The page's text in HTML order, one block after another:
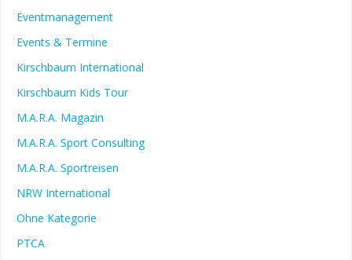
Eventmanagement
Events & Termine
Kirschbaum International
Kirschbaum Kids Tour
M.A.R.A. Magazin
M.A.R.A. Sport Consulting
M.A.R.A. Sportreisen
NRW International
Ohne Kategorie
PTCA